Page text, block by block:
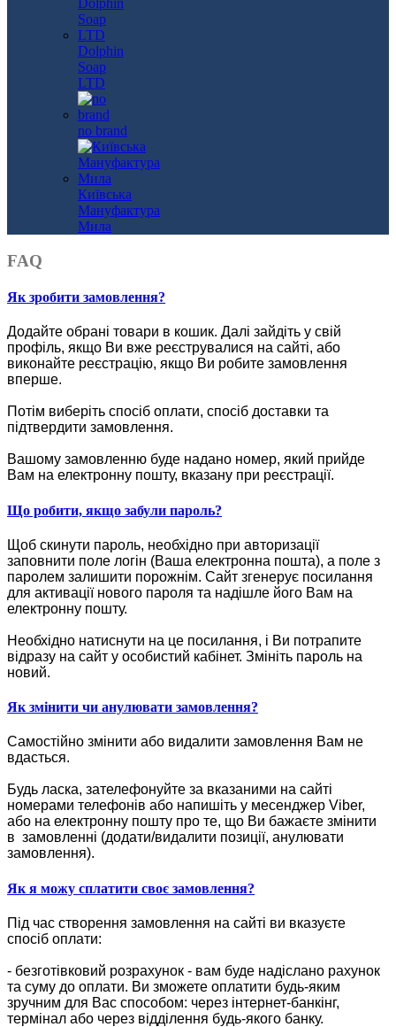
Dolphin
Soap
LTD
no brand
Київська
Мануфактура
Мила
FAQ
Як зробити замовлення?
Додайте обрані товари в кошик. Далі зайдіть у свій
профіль, якщо Ви вже реєструвалися на сайті, або
виконайте реєстрацію, якщо Ви робите замовлення
вперше.
Потім виберіть спосіб оплати, спосіб доставки та
підтвердити замовлення.
Вашому замовленню буде надано номер, який прийде
Вам на електронну пошту, вказану при реєстрації.
Що робити, якщо забули пароль?
Щоб скинути пароль, необхідно при авторизації
заповнити поле логін (Ваша електронна пошта), а поле з
паролем залишити порожнім. Сайт згенерує посилання
для активації нового пароля та надішле його Вам на
електронну пошту.
Необхідно натиснути на це посилання, і Ви потрапите
відразу на сайт у особистий кабінет. Змініть пароль на
новий.
Як змінити чи анулювати замовлення?
Самостійно змінити або видалити замовлення Вам не
вдасться.
Будь ласка, зателефонуйте за вказаними на сайті
номерами телефонів або напишіть у месенджер Viber,
або на електронну пошту про те, що Ви бажаєте змінити
в замовленні (додати/видалити позиції, анулювати
замовлення).
Як я можу сплатити своє замовлення?
Під час створення замовлення на сайті ви вказуєте
спосіб оплати:
- безготівковий розрахунок - вам буде надіслано рахунок
та суму до оплати. Ви зможете оплатити будь-яким
зручним для Вас способом: через інтернет-банкінг,
термінал або через відділення будь-якого банку.